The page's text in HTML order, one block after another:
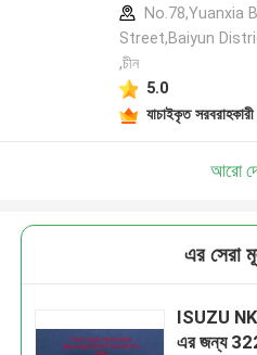
No.78,Yuanxia
Street,Baiyun
,চীন
5.0
যাচাইকৃত সরবরাহকারী
আরো
এর সেরা
ISUZU
এর জন্য